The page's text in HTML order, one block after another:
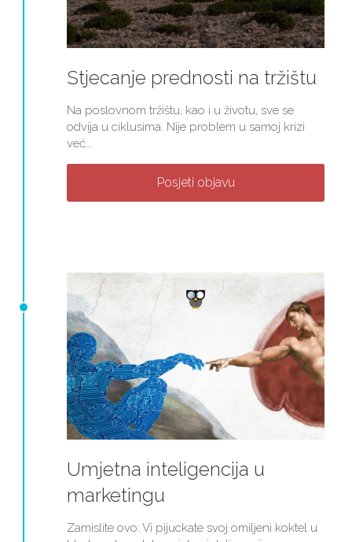
Stjecanje prednosti na tržištu
Na poslovnom tržištu, kao i u životu, sve se
odvija u ciklusima. Nije problem u samoj krizi
već...
Posjeti objavu
Umjetna inteligencija u
marketingu
Zamislite ovo: Vi pijuckate svoj omiljeni koktel u